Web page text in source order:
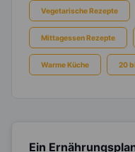
Vegetarische Rezepte
Mittagessen Rezepte
Warme Küche 20
Ein